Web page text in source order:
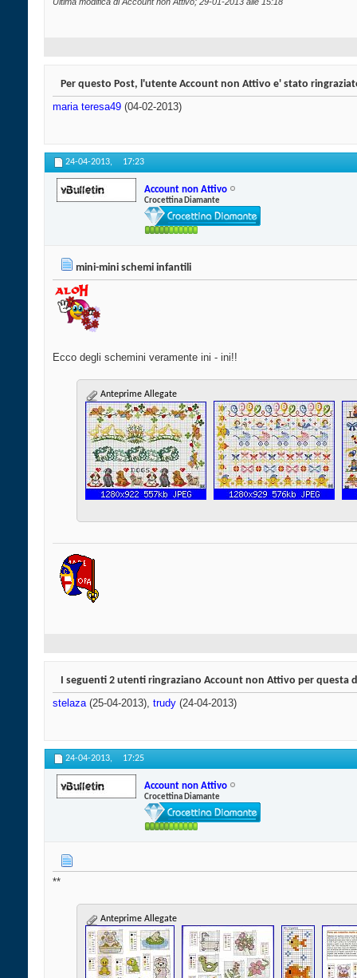
Per questo Post, l'utente Account non Attivo e' stato
maria teresa49 (04-02-2013)
24-04-2013, 17:23
Account non Attivo
Crocettina Diamante
mini-mini schemi infantili
Ecco degli schemini veramente ini - ini!!
Anteprime Allegate
I seguenti 2 utenti ringraziano Account non Attivo per questa
stelaza(25-04-2013), trudy (24-04-2013)
24-04-2013, 17:25
Account non Attivo
Crocettina Diamante
**
Anteprime Allegate